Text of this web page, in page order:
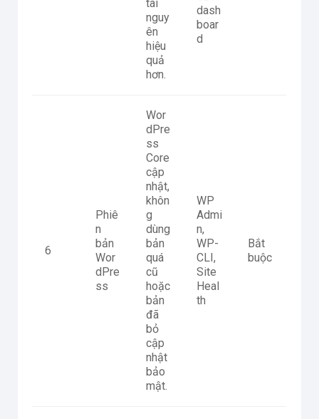
tài
nguy
ên
hiệu
quả
hơn.
dash
boar
d
6
Phiê
n
bản
Wor
dPre
ss
Wor
dPre
ss
Core
cập
nhật,
khôn
g
dùng
bản
quá
cũ
hoặc
bản
đã
bỏ
cập
nhật
bảo
mật.
WP
Admi
n,
WP-
CLI,
Site
Heal
th
Bắt
buộc